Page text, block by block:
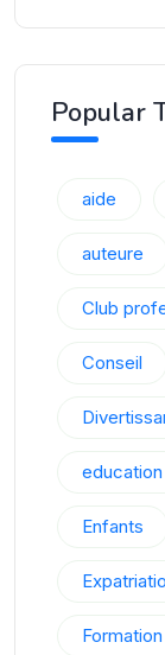
Popular
aide
auteure
Club
Conseil
education
Enfants